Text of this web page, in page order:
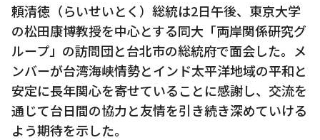
頼清徳（らいせいとく）総統は2日午後、東京大学
の松田康博教授を中心とする同大「両岸関係研究グ
ループ」の訪問団と台北市の総統府で面会した。メ
ンバーが台湾海峡情勢とインド太平洋地域の平和と
安定に長年関心を寄せていることに感謝し、交流を
通じて台日間の協力と友情を引き続き深めていける
よう期待を示した。